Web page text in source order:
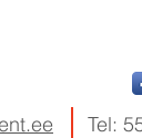
Tel: